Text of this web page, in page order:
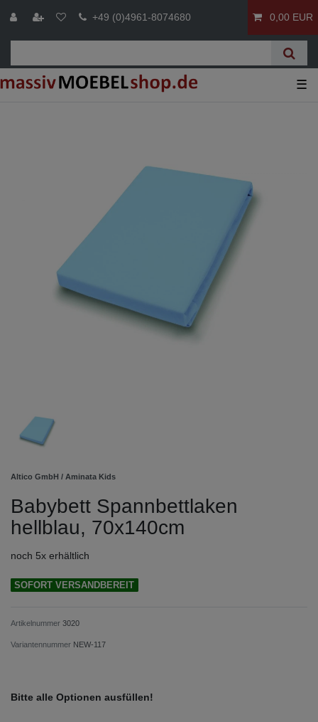
+49 (0)4961-8074680 0,00 EUR
☰
Altico GmbH / Aminata Kids
Babybett Spannbettlaken
hellblau, 70x140cm
noch 5x erhältlich
SOFORT VERSANDBEREIT
Artikelnummer 3020
Variantennummer NEW-117
Bitte alle Optionen ausfüllen!